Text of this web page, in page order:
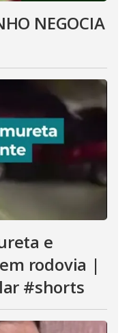
NEGOCIA
e
rodovia |
#shorts